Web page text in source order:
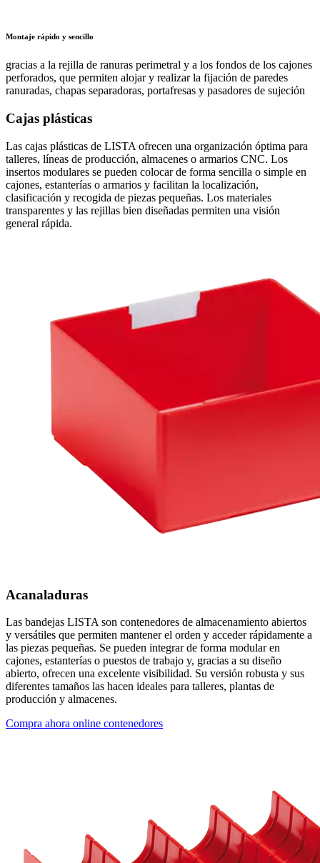
Montaje rápido y sencillo
gracias a la rejilla de ranuras perimetral y a los fondos de los cajones
perforados, que permiten alojar y realizar la fijación de paredes
ranuradas, chapas separadoras, portafresas y pasadores de sujeción
Cajas plásticas
Las cajas plásticas de LISTA ofrecen una organización óptima para
talleres, líneas de producción, almacenes o armarios CNC. Los
insertos modulares se pueden colocar de forma sencilla o simple en
cajones, estanterías o armarios y facilitan la localización,
clasificación y recogida de piezas pequeñas. Los materiales
transparentes y las rejillas bien diseñadas permiten una visión
general rápida.
Acanaladuras
Las bandejas LISTA son contenedores de almacenamiento abiertos
y versátiles que permiten mantener el orden y acceder rápidamente a
las piezas pequeñas. Se pueden integrar de forma modular en
cajones, estanterías o puestos de trabajo y, gracias a su diseño
abierto, ofrecen una excelente visibilidad. Su versión robusta y sus
diferentes tamaños las hacen ideales para talleres, plantas de
producción y almacenes.
Compra ahora online contenedores